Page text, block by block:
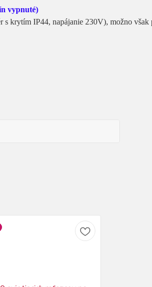
vypnuté)
s krytím IP44, napájanie 230V), možno